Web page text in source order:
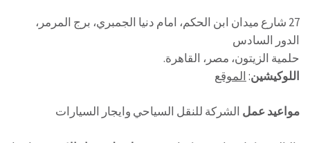
27 شارع ميدان ابن الحكم، امام دنيا الجمبري، برج المرمر،
الدور السادس
حلمية الزيتون، مصر، القاهرة.
اللوكيشين: الموقع
مواعيد عمل الشركة للنقل السياحي وايجار السيارات